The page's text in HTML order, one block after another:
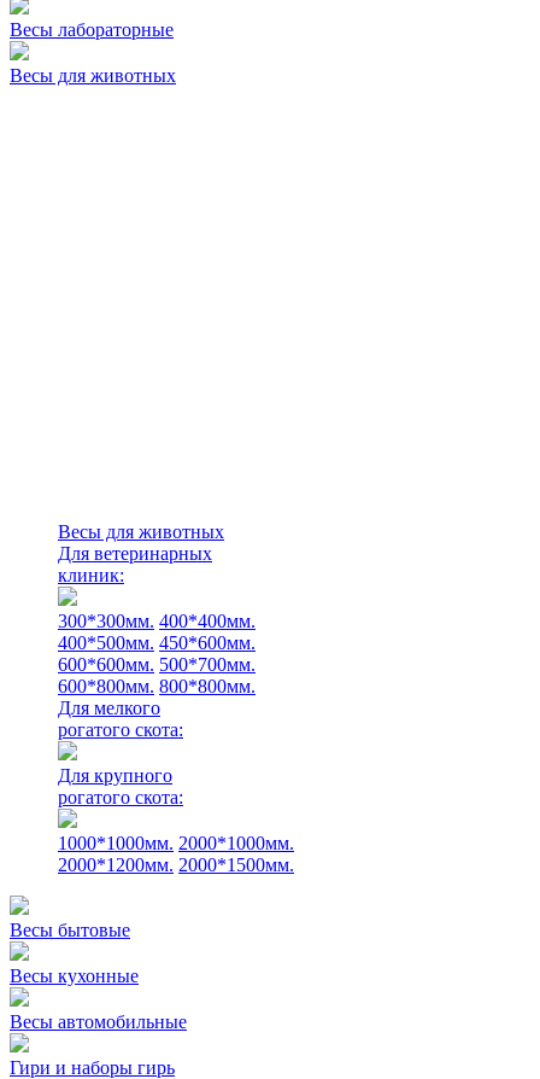
Весы лабораторные
Весы для животных
Весы для животных
Для ветеринарных
клиник:
300*300мм. 400*400мм.
400*500мм. 450*600мм.
600*600мм. 500*700мм.
600*800мм. 800*800мм.
Для мелкого
рогатого скота:
Для крупного
рогатого скота:
1000*1000мм. 2000*1000мм.
2000*1200мм. 2000*1500мм.
Весы бытовые
Весы кухонные
Весы автомобильные
Гири и наборы гирь